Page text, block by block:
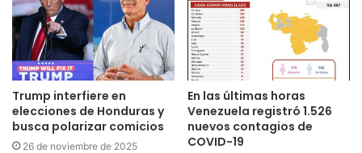
Trump interfiere en
elecciones de Honduras y
busca polarizar comicios
26 de noviembre de 2025
En las últimas horas
Venezuela registró 1.526
nuevos contagios de
COVID-19